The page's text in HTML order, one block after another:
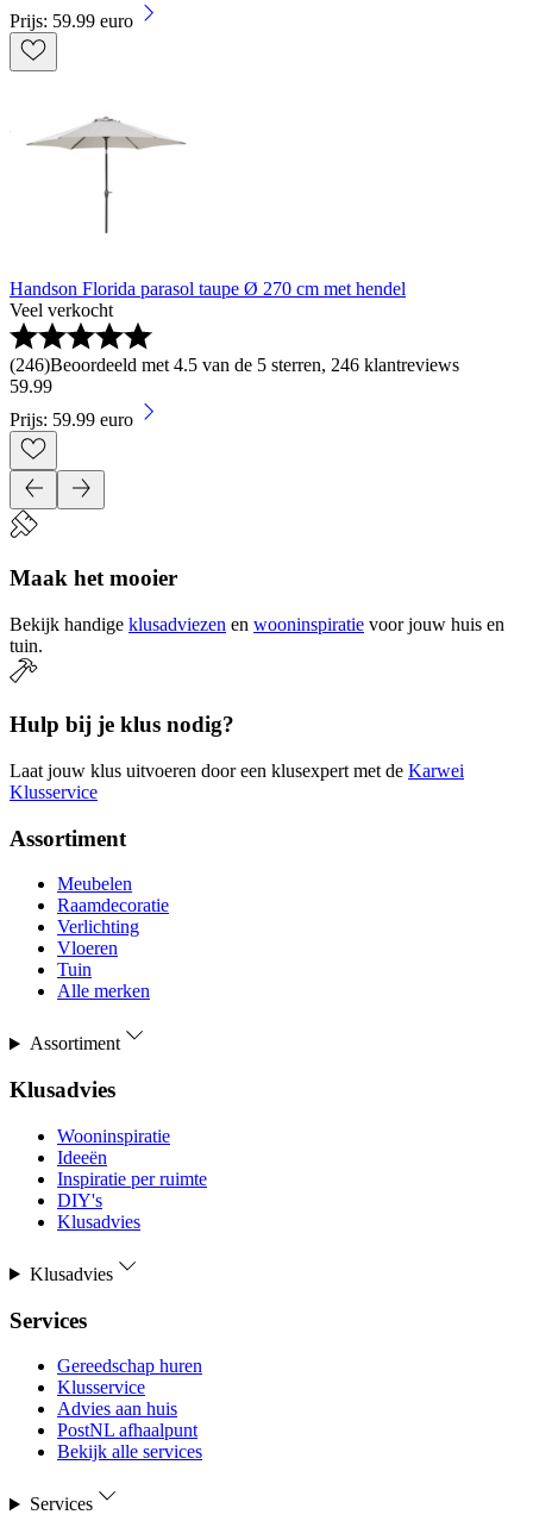
Prijs: 59.99 euro
Handson Florida parasol taupe Ø 270 cm met hendel
Veel verkocht
(246)Beoordeeld met 4.5 van de 5 sterren, 246 klantreviews
59.99
Prijs: 59.99 euro
Maak het mooier
Bekijk handige klusadviezen en wooninspiratie voor jouw huis en
tuin.
Hulp bij je klus nodig?
Laat jouw klus uitvoeren door een klusexpert met de Karwei
Klusservice
Assortiment
Meubelen
Raamdecoratie
Verlichting
Vloeren
Tuin
Alle merken
Assortiment
Klusadvies
Wooninspiratie
Ideeën
Inspiratie per ruimte
DIY's
Klusadvies
Klusadvies
Services
Gereedschap huren
Klusservice
Advies aan huis
PostNL afhaalpunt
Bekijk alle services
Services